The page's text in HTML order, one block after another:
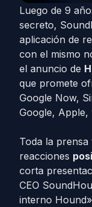
Luego de 9
secreto,
aplicación de
con el mismo
el anuncio de
que promete
Google Now,
Google, Apple,
Toda la
reacciones
corta
CEO
interno